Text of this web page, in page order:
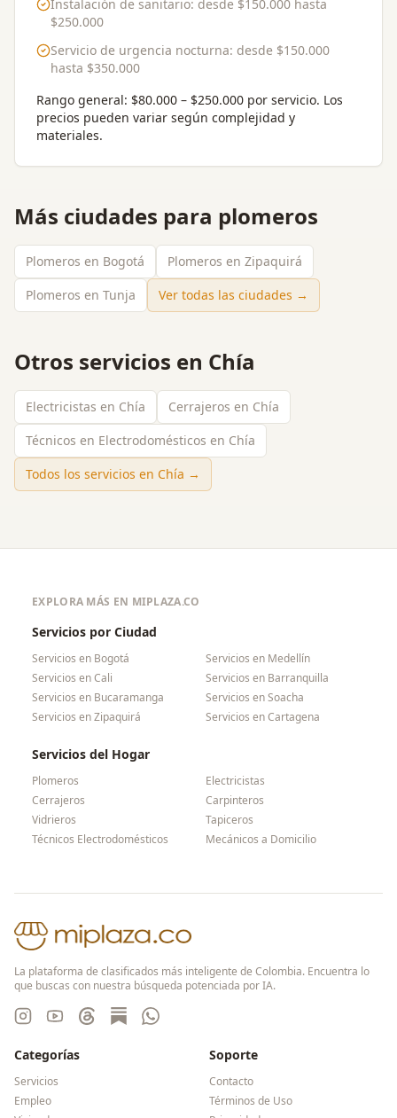
Instalación de sanitario: desde $150.000 hasta
$250.000
Servicio de urgencia nocturna: desde $150.000
hasta $350.000
Rango general: $80.000 – $250.000 por servicio. Los
precios pueden variar según complejidad y
materiales.
Más ciudades para plomeros
Plomeros en Bogotá
Plomeros en Zipaquirá
Plomeros en Tunja
Ver todas las ciudades →
Otros servicios en Chía
Electricistas en Chía
Cerrajeros en Chía
Técnicos en Electrodomésticos en Chía
Todos los servicios en Chía →
EXPLORA MÁS EN MIPLAZA.CO
Servicios por Ciudad
Servicios en Bogotá Servicios en Medellín
Servicios enCali Servicios en Barranquilla
Servicios en Bucaramanga Servicios enSoacha
Servicios enZipaquirá Servicios enCartagena
Servicios del Hogar
Plomeros
Electricistas
Cerrajeros
Carpinteros
Vidrieros
Tapiceros
Técnicos Electrodomésticos
Mecánicos a Domicilio
La plataforma de clasificados más inteligente de Colombia. Encuentra lo
que buscas con nuestra búsqueda potenciada por IA.
Categorías
Servicios
Empleo
Soporte
Contacto
Términos de Uso